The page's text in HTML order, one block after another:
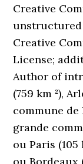
Creative
unstructured
Creative
License;
Author of
(759 km ²),
commune
grande
ou Paris (105